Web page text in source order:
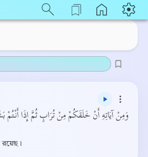
وَمِنْ آيَاتِهِ أَنْ خَلَقَكُمْ مِنْ تُرَابٍ ثُمَّ إِذَا أَنْتُمْ
রয়েছ।